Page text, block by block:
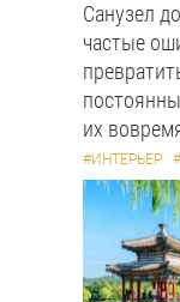
Санузел
частые
их
#ИНТЕРЬЕР